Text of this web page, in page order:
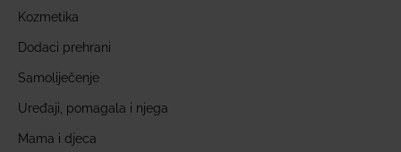
Kozmetika
Dodaci prehrani
Samoliječenje
Uređaji, pomagala i njega
Mama i djeca